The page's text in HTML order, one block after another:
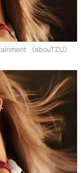
〈abouTZU〉